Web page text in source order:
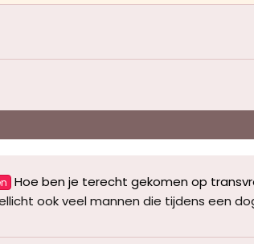
Hoe ben je terecht gekomen op
ook veel mannen die tijdens een